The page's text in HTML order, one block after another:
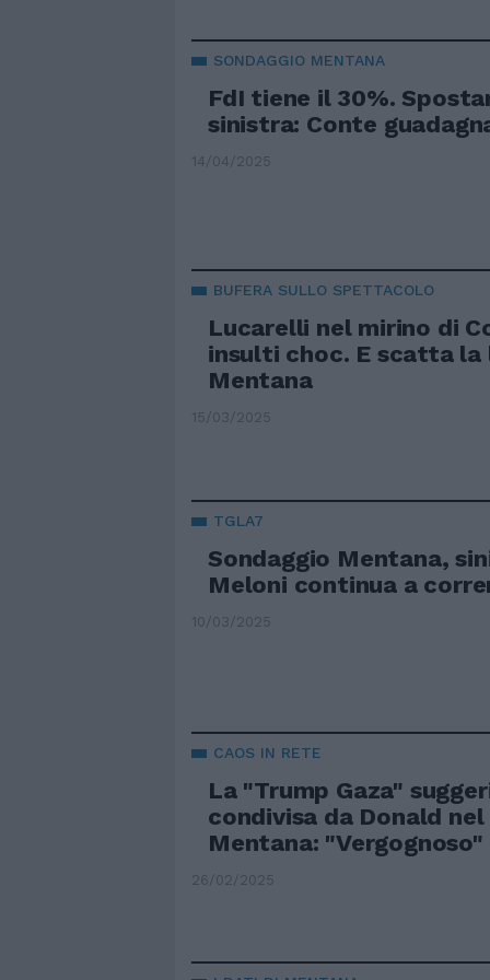
SONDAGGIO MENTANA
FdI tiene il 30%.
sinistra: Conte
14/04/2025
BUFERA SULLO SPETTACOLO
Lucarelli nel mirino di
insulti choc. E scatta la
Mentana
15/03/2025
TGLA7
Sondaggio Mentana,
Meloni continua a
10/03/2025
CAOS IN RETE
La "Trump Gaza"
condivisa da Donald
Mentana: "Vergognoso"
26/02/2025